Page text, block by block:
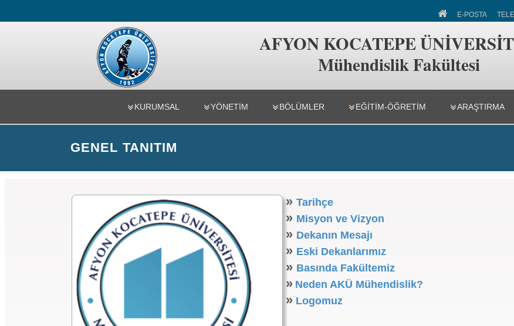
Mühendislik Fakültesi
E-POSTA
AFYON KOCATEPE
Mühendislik Fakültesi
KURUMSAL YÖNETİM BÖLÜMLER EĞİTİM-ÖĞRETİM ARAŞTIRMA
GENEL TANITIM
» Tarihçe
» Misyon ve Vizyon
» Dekanın Mesajı
» Eski Dekanlarımız
» Basında Fakültemiz
» Neden AKÜ Mühendislik?
» Logomuz